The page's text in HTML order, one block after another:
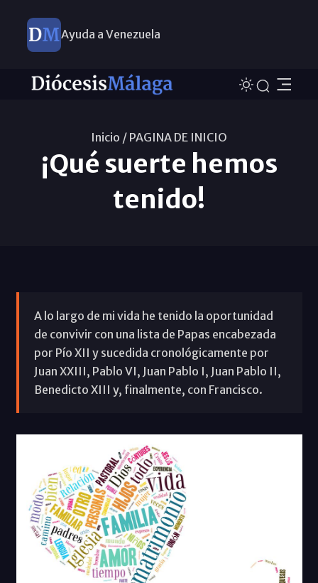
Ayuda a Venezuela
Inicio / PAGINA DE INICIO
¡Qué suerte hemos
tenido!
A lo largo de mi vida he tenido la oportunidad
de convivir con una lista de Papas encabezada
por Pío XII y sucedida cronológicamente por
Juan XXIII, Pablo VI, Juan Pablo I, Juan Pablo II,
Benedicto XIII y, finalmente, con Francisco.